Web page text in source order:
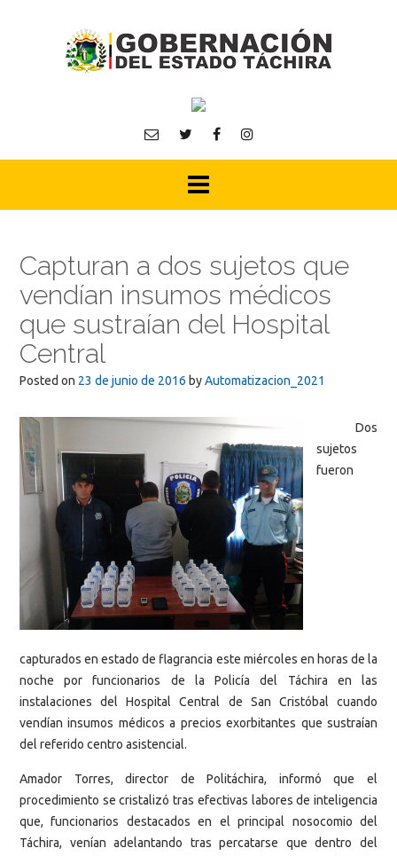
Capturan a dos sujetos que
vendían insumos médicos
que sustraían del Hospital
Central
Posted on 23 de junio de 2016 byAutomatizacion_2021
Dos
sujetos
fueron
capturados en estado de flagrancia este miércoles en horas de la
noche por funcionarios de la Policía del Táchira en las
instalaciones del Hospital Central de San Cristóbal cuando
vendían insumos médicos a precios exorbitantes que sustraían
del referido centro asistencial.
Amador Torres, director de Politáchira, informó que el
procedimiento se cristalizó tras efectivas labores de inteligencia
que, funcionarios destacados en el principal nosocomio del
Táchira, venían adelantando tras percatarse que dentro del